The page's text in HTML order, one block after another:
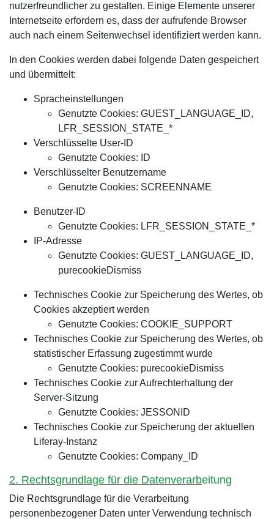
nutzerfreundlicher zu gestalten. Einige Elemente unserer
Internetseite erfordern es, dass der aufrufende Browser
auch nach einem Seitenwechsel identifiziert werden kann.
In den Cookies werden dabei folgende Daten gespeichert
und übermittelt:
Spracheinstellungen
Genutzte Cookies: GUEST_LANGUAGE_ID,
LFR_SESSION_STATE_*
Verschlüsselte User-ID
Genutzte Cookies: ID
Verschlüsselter Benutzername
Genutzte Cookies: SCREENNAME
Benutzer-ID
Genutzte Cookies: LFR_SESSION_STATE_*
IP-Adresse
Genutzte Cookies: GUEST_LANGUAGE_ID,
purecookieDismiss
Technisches Cookie zur Speicherung des Wertes, ob
Cookies akzeptiert werden
Genutzte Cookies: COOKIE_SUPPORT
Technisches Cookie zur Speicherung des Wertes, ob
statistischer Erfassung zugestimmt wurde
Genutzte Cookies: purecookieDismiss
Technisches Cookie zur Aufrechterhaltung der
Server-Sitzung
Genutzte Cookies: JESSONID
Technisches Cookie zur Speicherung der aktuellen
Liferay-Instanz
Genutzte Cookies: Company_ID
2. Rechtsgrundlage für die Datenverarbeitung
Die Rechtsgrundlage für die Verarbeitung
personenbezogener Daten unter Verwendung technisch